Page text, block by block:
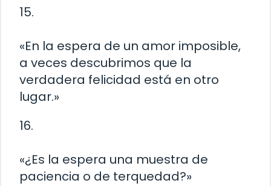
15.
«En la espera de un amor imposible,
a veces descubrimos que la
verdadera felicidad está en otro
lugar.»
16.
«¿Es la espera una muestra de
paciencia o de terquedad?»